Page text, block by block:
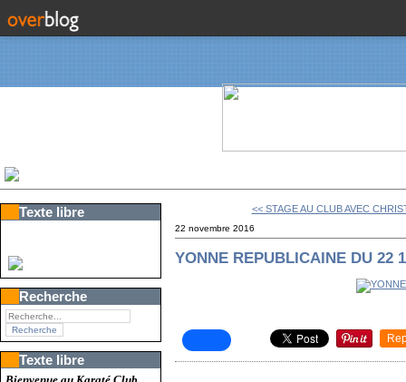
Texte libre
Recherche
Texte libre
<< STAGE AU CLUB AVEC
22 novembre 2016
YONNE REPUBLICAINE DU 22